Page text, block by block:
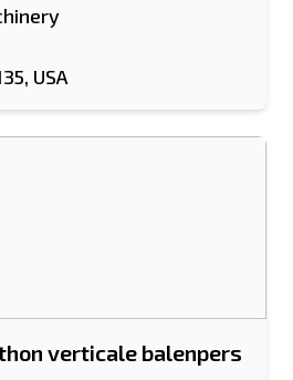
USA
verticale balenpers